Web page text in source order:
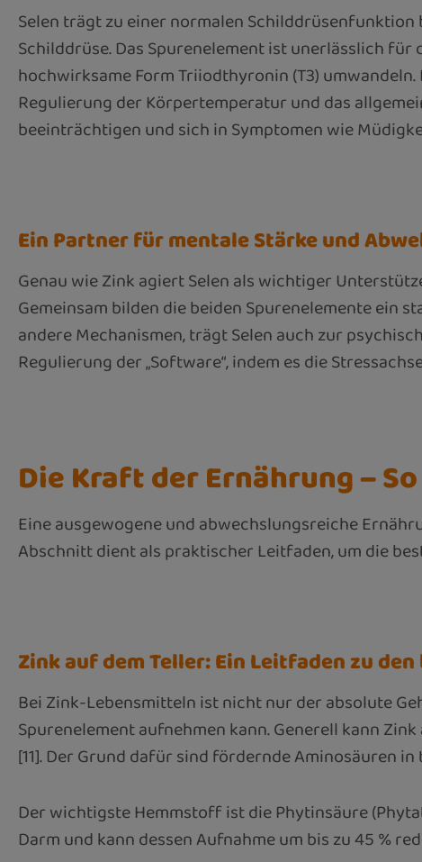
Selen trägt zu einer normalen
Schilddrüse. Das Spurenelement ist unerlässlich
hochwirksame Form Triiodthyronin (T3)
Regulierung der Körpertemperatur und das
beeinträchtigen und sich in Symptomen wie
Ein Partner für mentale Stärke und
Genau wie Zink agiert Selen als wichtiger
Gemeinsam bilden die beiden Spurenelemente ein
andere Mechanismen, trägt Selen auch zur
Regulierung der „Software“, indem es die
Die Kraft der Ernährung –
Eine ausgewogene und abwechslungsreiche
Abschnitt dient als praktischer Leitfaden, um die
Zink auf dem Teller: Ein Leitfaden zu
Bei Zink-Lebensmitteln ist nicht nur der absolute
Spurenelement aufnehmen kann. Generell kann
[11]. Der Grund dafür sind fördernde Aminosäuren
Der wichtigste Hemmstoff ist die Phytinsäure
Darm und kann dessen Aufnahme um bis zu 45 %